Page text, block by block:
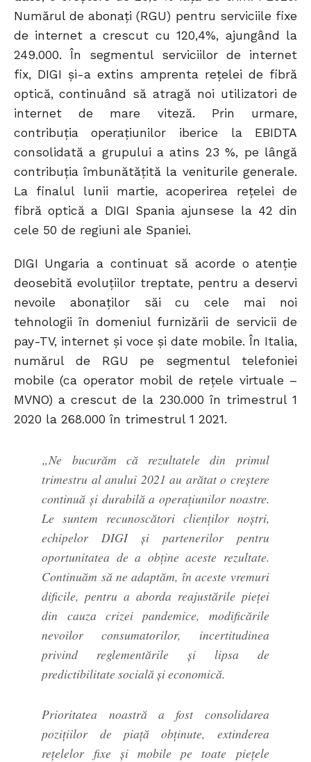
Numărul de abonați (RGU) pentru serviciile fixe
de internet a crescut cu 120,4%, ajungând la
249.000. În segmentul serviciilor de internet
fix, DIGI și-a extins amprenta rețelei de fibră
optică, continuând să atragă noi utilizatori de
internet de mare viteză. Prin urmare,
contribuția operațiunilor iberice la EBIDTA
consolidată a grupului a atins 23 %, pe lângă
contribuția îmbunătățită la veniturile generale.
La finalul lunii martie, acoperirea rețelei de
fibră optică a DIGI Spania ajunsese la 42 din
cele 50 de regiuni ale Spaniei.
DIGI Ungaria a continuat să acorde o atenție
deosebită evoluțiilor treptate, pentru a deservi
nevoile abonaților săi cu cele mai noi
tehnologii în domeniul furnizării de servicii de
pay-TV, internet și voce și date mobile. În Italia,
numărul de RGU pe segmentul telefoniei
mobile (ca operator mobil de rețele virtuale –
MVNO) a crescut de la 230.000 în trimestrul 1
2020 la 268.000 în trimestrul 1 2021.
„Ne bucurăm că rezultatele din primul
trimestru al anului 2021 au arătat o creștere
continuă și durabilă a operațiunilor noastre.
Le suntem recunoscători clienților noștri,
echipelor DIGI și partenerilor pentru
oportunitatea de a obține aceste rezultate.
Continuăm să ne adaptăm, în aceste vremuri
dificile, pentru a aborda reajustările pieței
din cauza crizei pandemice, modificările
nevoilor consumatorilor, incertitudinea
privind reglementările și lipsa de
predictibilitate socială și economică.
Prioritatea noastră a fost consolidarea
pozițiilor de piață obținute, extinderea
rețelelor fixe și mobile pe toate piețele